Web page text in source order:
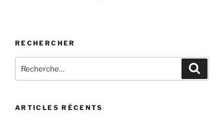
RECHERCHER
pour
ARTICLES RÉCENTS